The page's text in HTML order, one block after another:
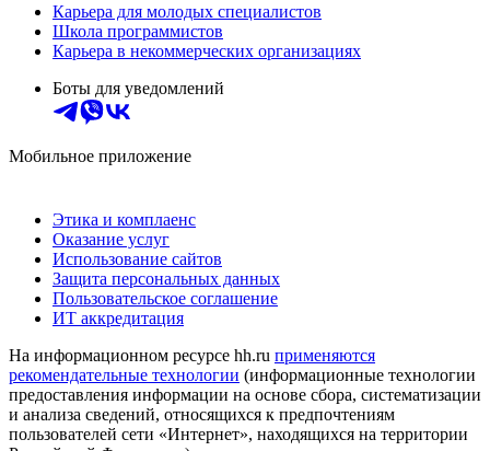
Карьера для молодых специалистов
Школа программистов
Карьера в некоммерческих организациях
Боты для уведомлений
Мобильное приложение
Этика и комплаенс
Оказание услуг
Использование сайтов
Защита персональных данных
Пользовательское соглашение
ИТ аккредитация
На информационном ресурсе hh.ru применяются
рекомендательные технологии (информационные технологии
предоставления информации на основе сбора, систематизации
и анализа сведений, относящихся к предпочтениям
пользователей сети «Интернет», находящихся на территории